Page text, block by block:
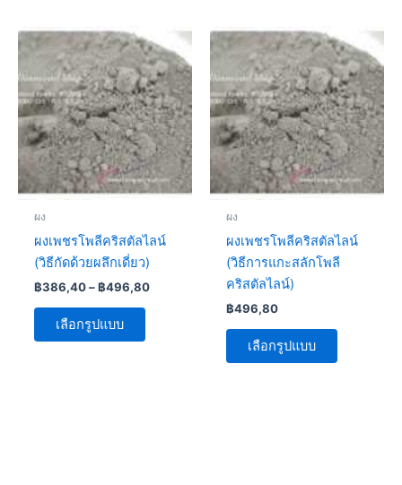
ผง
ผงเพชรโพลีคริสตัลไลน์
(วิธีกัดด้วยผลึกเดี่ยว)
฿386,40 – ฿496,80
range:
฿386,40
through
฿496,80
เลือกรูปแบบ
This
product
has
multiple
variants.
The
options
may
on
the
product
page
ผง
ผงเพชรโพลีคริสตัลไลน์
(วิธีการแกะสลักโพลี
คริสตัลไลน์)
฿496,80
เลือกรูปแบบ
This
product
has
multiple
variants.
The
options
may
on
the